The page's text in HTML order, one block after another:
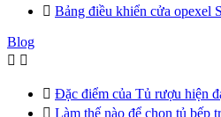
 Bảng điều khiển cửa opexel
Blog
 
 Đặc điểm của Tủ rượu hiện
 Làm thế nào để chọn tủ bếp